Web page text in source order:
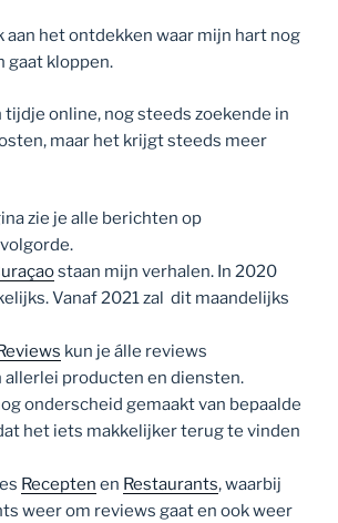
aan het ontdekken waar mijn hart nog
gaat kloppen.
tijdje online, nog steeds zoekende in
maar het krijgt steeds meer
zie je alle berichten op
staan mijn verhalen. In 2020
Vanaf 2021 zal dit maandelijks
kun je álle reviews
allerlei producten en diensten.
onderscheid gemaakt van bepaalde
het iets makkelijker terug te vinden
Recepten en Restaurants, waarbij
weer om reviews gaat en ook weer